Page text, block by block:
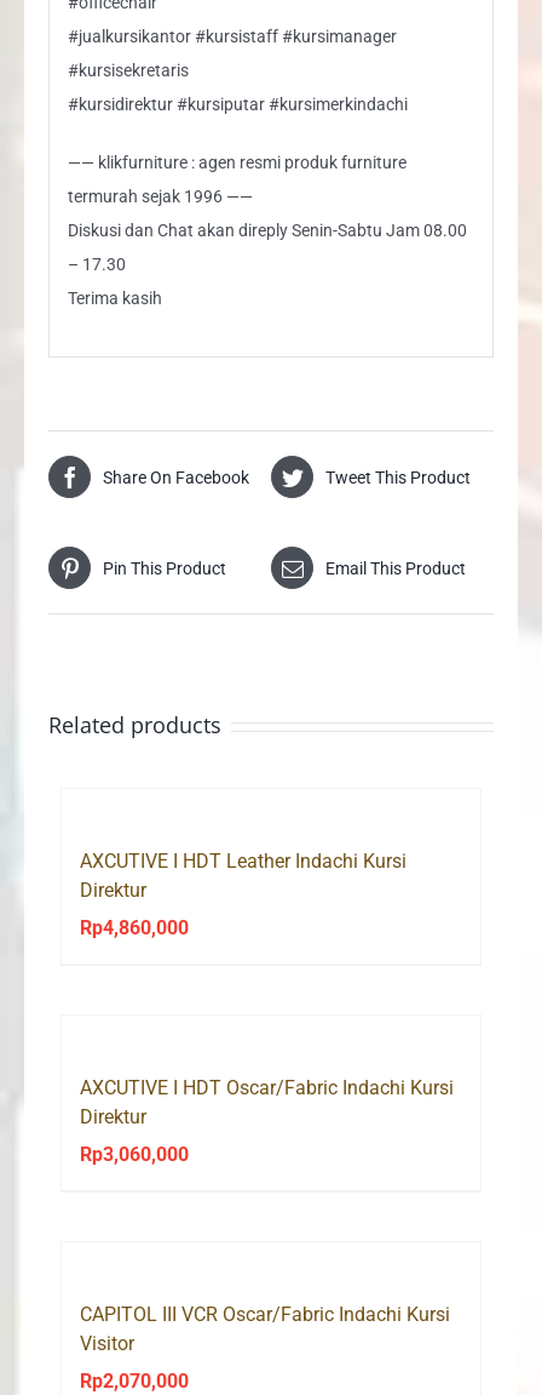
#jualkursikantor #kursistaff #kursimanager
#kursisekretaris
#kursidirektur #kursiputar #kursimerkindachi
—— klikfurniture : agen resmi produk furniture
termurah sejak 1996 ——
Diskusi dan Chat akan direply Senin-Sabtu Jam 08.00
– 17.30
Terima kasih
Share On Facebook Tweet This Product
Pin This Product Email This Product
Related products
AXCUTIVE I HDT Leather Indachi Kursi
Direktur
Rp4,860,000
AXCUTIVE I HDT Oscar/Fabric Indachi Kursi
Direktur
Rp3,060,000
CAPITOL III VCR Oscar/Fabric Indachi Kursi
Visitor
Rp2,070,000